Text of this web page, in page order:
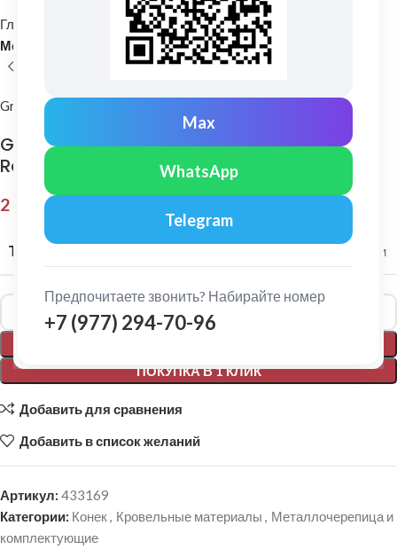
Max
WhatsApp
Telegram
Предпочитаете звонить? Набирайте номер
+7 (977) 294-70-96
Главная
Кровельные материалы
Металлочерепица и комплектующие
Grand Line
Grand Line: Конек плоский 145х145 мм Satin
Ral 3009
2 152,00
ТОЛЩИНА МЕТАЛЛА 0,5 мм
ПОКУПКА В 1 КЛИК
Alternative:
Добавить для сравнения
Добавить в список желаний
Артикул: 433169
Категории: Конек, Кровельные материалы , Металлочерепица и
комплектующие